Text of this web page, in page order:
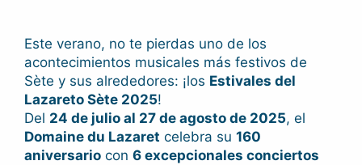
Este verano, no te pierdas uno de los
acontecimientos musicales más festivos de
Sète y sus alrededores: ¡los Estivales del
Lazareto Sète 2025!
Del 24 de julio al 27 de agosto de 2025, el
Domaine du Lazaret celebra su 160
aniversariocon 6 excepcionales conciertos